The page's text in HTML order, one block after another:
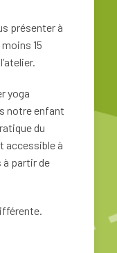
présenter à
15
yoga
notre enfant
du
accessible à
partir de